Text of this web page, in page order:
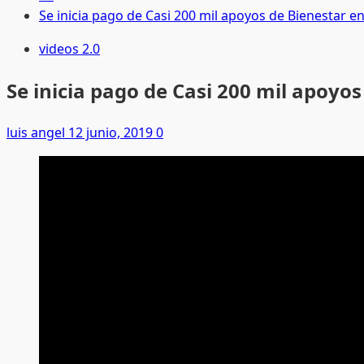
Se inicia pago de Casi 200 mil apoyos de Bienestar
videos 2.0
Se inicia pago de Casi 200 mil
luis angel 12 junio, 20190